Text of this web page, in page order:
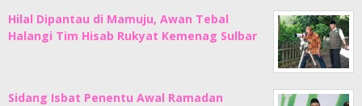
Hilal Dipantau di Mamuju, Awan Tebal
Halangi Tim Hisab Rukyat Kemenag Sulbar
Sidang Isbat Penentu Awal Ramadan